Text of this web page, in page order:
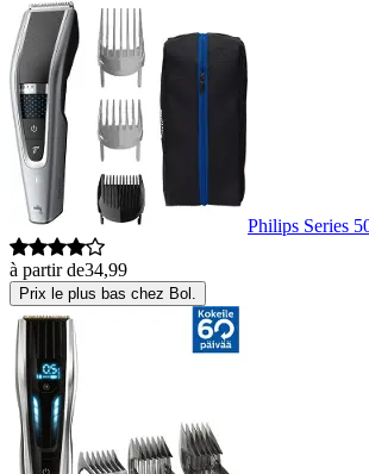
Philips Series
à partir de34,99
Prix le plus bas chez Bol.